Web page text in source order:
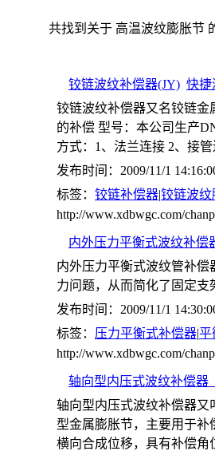
共找到关于 高温波纹膨胀节
铰链波纹补偿器(JY) 快捷
铰链波纹补偿器又名铰链
的补偿 型号：本公司生产
方式：1、法兰连接 2、接
发布时间：2009/11/1
标签： 铰链补偿器|铰链波纹
http://www.xdbwgc.com/
内外压力平衡式波纹补偿
内外压力平衡式波纹管补
力问题，从而简化了固定
发布时间：2009/11/1
标签： 压力平衡式补偿器|平
http://www.xdbwgc.com/
轴向型内压式波纹补偿器
轴向型内压式波纹补偿器
型金属膨胀节，主要用于
横向合成位移，具有补偿